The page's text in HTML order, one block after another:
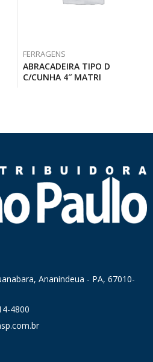
FERRAGENS
ABRACADEIRA TIPO D
C/CUNHA 4″ MATRI
Ananindeua - PA, 67010-
4800